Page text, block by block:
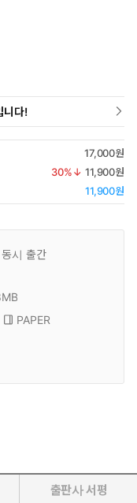
니다!
17,000원
30%↓ 11,900원
11,900원
시 출간
PAPER
출판사 서평